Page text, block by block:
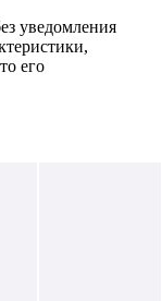
уведомления
его